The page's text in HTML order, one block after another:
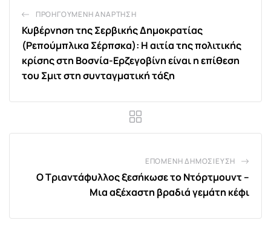
ΠΡΟΗΓΟΎΜΕΝΗ ΑΝΆΡΤΗΣΗ
Κυβέρνηση της Σερβικής Δημοκρατίας
(Ρεπούμπλικα Σέρπσκα): Η αιτία της πολιτικής
κρίσης στη Βοσνία-Ερζεγοβίνη είναι η επίθεση
του Σμιτ στη συνταγματική τάξη
ΕΠΌΜΕΝΗ ΔΗΜΟΣΊΕΥΣΗ
Ο Τριαντάφυλλος ξεσήκωσε το Ντόρτμουντ –
Μια αξέχαστη βραδιά γεμάτη κέφι